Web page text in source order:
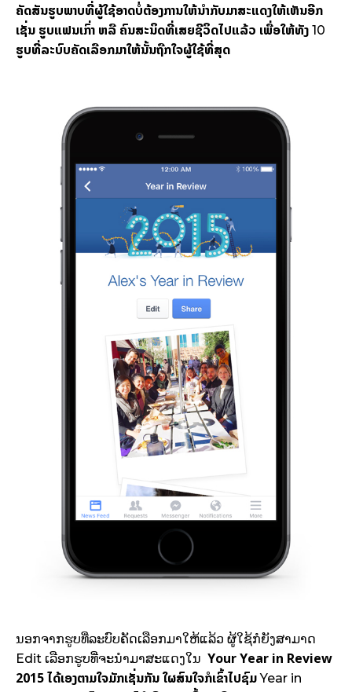
ຄັດສັນຮູບ​ພາບ​ທີ່​ຜູ້​ໃຊ້​ອາດ​ບໍ່​ຕ້ອງ​ການ​ໃຫ້​ນຳ​ກັບ​ມາ​ສະແດງ​ໃຫ້​ເຫັນ​ອີກ
ເຊັ່ນ ຮູບ​ແຟນ​ເກົ່າ ຫລື ​ຄົນ​ສະນິດ​ທີ່​ເສຍຊີວິດ​ໄປ​ແລ້ວ ເພື່ອ​ໃຫ້​ທັງ 10
ຮູບ​ທີ່​ລະບົບ​ຄັດ​ເລືອກ​ມາ​ໃຫ້​ນັ້ນ​ຖືກ​ໃຈ​ຜູ້​ໃຊ້​ທີ່ສຸດ
ນອກ​ຈາກ​ຮູບ​ທີ່​ລະບົບ​ຄັດ​ເລືອກ​ມາ​ໃຫ້​ແລ້ວ ຜູ້​ໃຊ້​ກໍ​ຍັງ​ສາມາດ
Edit ເລືອກ​ຮູບ​ທີ່​ຈະ​ນຳ​ມາ​ສະແດງ​ໃນ Your Year in Review
2015ໄດ້​ເອງ​ຕາມ​ໃຈມັກເຊັ່ນ​ກັນ ໃຜ​ສົນ​ໃຈ​ກໍ​ເຂົ້າໄປ​ຊົມYear in